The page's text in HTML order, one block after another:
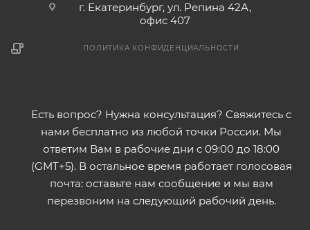
г. Екатеринбург, ул. Репина 42А,
офис 407
ПОЛИТИКА КОНФИДЕНЦИАЛЬНОСТИ
Есть вопрос? Нужна консультация? Свяжитесь с
нами бесплатно из любой точки России. Мы
ответим Вам в рабочие дни с 09:00 до 18:00
(GMT+5). В остальное время работает голосовая
почта: оставьте нам сообщение и мы вам
перезвоним на следующий рабочий день.